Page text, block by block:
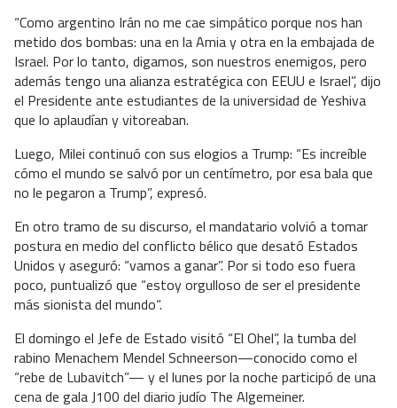
“Como argentino Irán no me cae simpático porque nos han
metido dos bombas: una en la Amia y otra en la embajada de
Israel. Por lo tanto, digamos, son nuestros enemigos, pero
además tengo una alianza estratégica con EEUU e Israel”, dijo
el Presidente ante estudiantes de la universidad de Yeshiva
que lo aplaudían y vitoreaban.
Luego, Milei continuó con sus elogios a Trump: “Es increíble
cómo el mundo se salvó por un centímetro, por esa bala que
no le pegaron a Trump”, expresó.
En otro tramo de su discurso, el mandatario volvió a tomar
postura en medio del conflicto bélico que desató Estados
Unidos y aseguró: “vamos a ganar”. Por si todo eso fuera
poco, puntualizó que “estoy orgulloso de ser el presidente
más sionista del mundo“.
El domingo el Jefe de Estado visitó “El Ohel”, la tumba del
rabino Menachem Mendel Schneerson—conocido como el
“rebe de Lubavitch”— y el lunes por la noche participó de una
cena de gala J100 del diario judío The Algemeiner.